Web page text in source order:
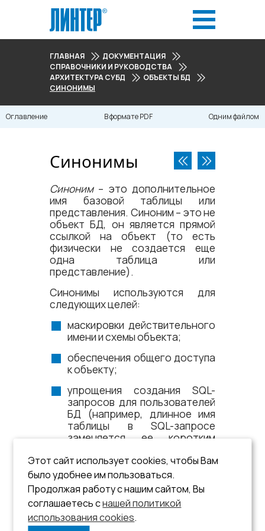
ГЛАВНАЯ
ДОКУМЕНТАЦИЯ
СПРАВОЧНИКИ И РУКОВОДСТВА
АРХИТЕКТУРА СУБД
ОБЪЕКТЫ БД
СИНОНИМЫ
Оглавление В формате PDF Одним файлом
Синонимы
Синоним– это дополнительное
имя базовой таблицы или
представления. Синоним – это не
объект БД, он является прямой
ссылкой на объект (то есть
физически не создается еще
одна таблица или
представление).
Синонимы используются для
следующих целей:
маскировки действительного
имени и схемы объекта;
обеспечения общего доступа
к объекту;
упрощения создания SQL-
запросов для пользователей
БД (например, длинное имя
таблицы в SQL-запросе
заменяется ее коротким
Синоним может быть общим или
личным. Каждый пользователь БД
может создать личный синоним.
Администраторы БД создают
общие синонимы.
Этот сайт использует cookies, чтобы Вам
было удобнее им пользоваться.
Продолжая работу с нашим сайтом, Вы
соглашаетесь снашей политикой
использования cookies.